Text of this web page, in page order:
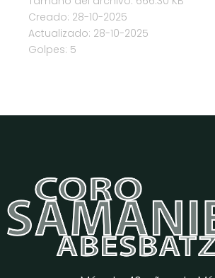
Creado: 28-10-2025
Actualizado: 28-10-2025
Golpes: 5